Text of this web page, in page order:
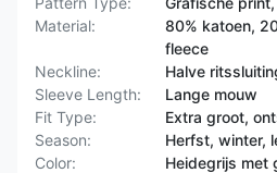
Material:
80% katoen,
fleece
Neckline:
Halve
Sleeve Length:
Lange mouw
Fit Type:
Extra groot,
Season:
Herfst, winter,
Color:
Heidegrijs met